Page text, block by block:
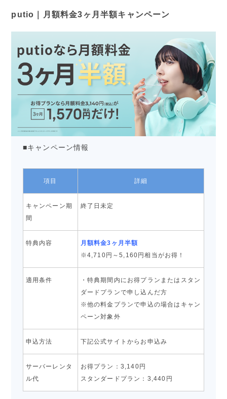
putio｜月額料金3ヶ月半額キャンペーン
■キャンペーン情報
項目 詳細
キャンペーン期
間
終了日未定
特典内容
月額料金3ヶ月半額
※4,710円～5,160円相当がお得！
適用条件
・特典期間内にお得プランまたはスタン
ダードプランで申し込んだ方
※他の料金プランで申込の場合はキャン
ペーン対象外
申込方法 下記公式サイトからお申込み
サーバーレンタ
ル代
お得プラン：3,140円
スタンダードプラン：3,440円